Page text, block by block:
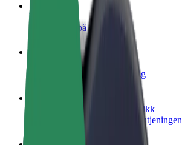
Bli en sjåfør
Tjen penger på egne vilkår
Bli et leveringsbud
Lever mat og få betalt ukentlig
Legg til en restaurant eller butikk
Nå ut til flere kunder og øk inntjeningen